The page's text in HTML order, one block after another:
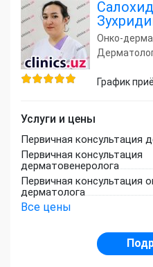
Онко-
График
Услуги и цены
Первичная консультация
Первичная консультация
дерматовенеролога
Первичная консультация
дерматолога
Все цены